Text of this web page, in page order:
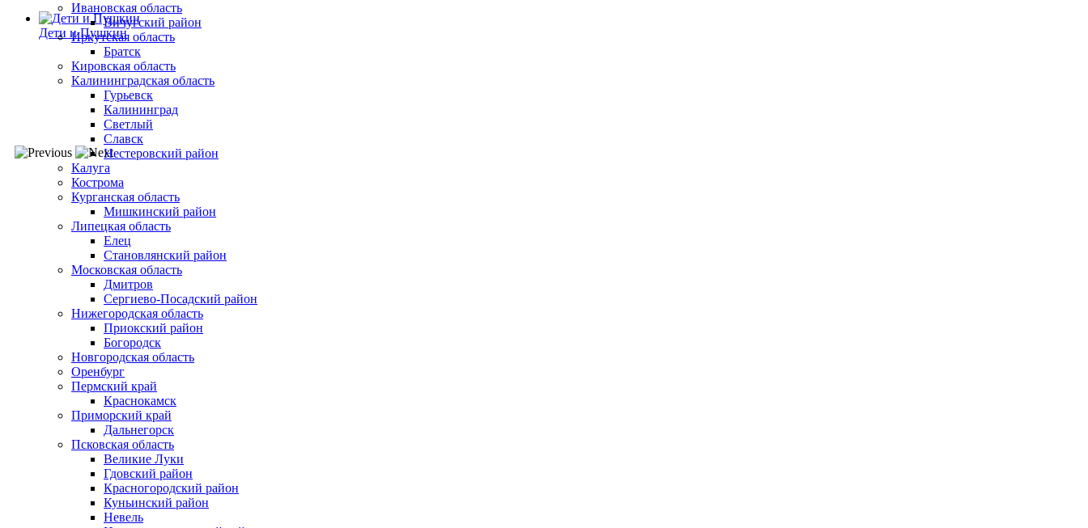
Дети и Пушкин
Ивановская область
Вичугский район
Иркутская область
Братск
Кировская область
Калининградская область
Гурьевск
Калининград
Светлый
Славск
Нестеровский район
Калуга
Кострома
Курганская область
Мишкинский район
Липецкая область
Елец
Становлянский район
Московская область
Дмитров
Сергиево-Посадский район
Нижегородская область
Приокский район
Богородск
Новгородская область
Оренбург
Пермский край
Краснокамск
Приморский край
Дальнегорск
Псковская область
Великие Луки
Гдовский район
Красногородский район
Куньинский район
Невель